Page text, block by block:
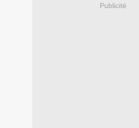
Publicité